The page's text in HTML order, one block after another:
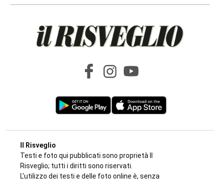
Il Risveglio
Testi e foto qui pubblicati sono proprietà Il
Risveglio; tutti i diritti sono riservati.
L'utilizzo dei testi e delle foto online è, senza